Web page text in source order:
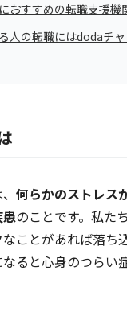
おすすめの転職支援機
人の転職にはdodaチ
何らかのストレス
のことです。私た
ことがあれば落ち
ると心身のつらい